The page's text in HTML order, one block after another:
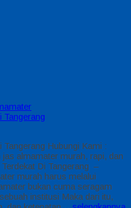
Tangerang
Hubungi Kami :
almamater murah, rapi, dan
Di Tangerang –
murah harus melalui
bukan cuma seragam
institusi Maka dari itu,